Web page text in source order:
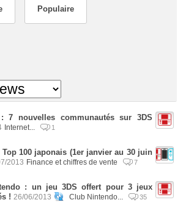
Populaire
: 7 nouvelles communautés sur 3DS
Internet... 1
100 japonais (1er janvier au 30 juin
2013 Finance et chiffres de vente 7
: un jeu 3DS offert pour 3 jeux
! 26/06/2013 Club Nintendo... 35